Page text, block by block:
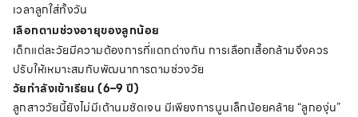
เวลาลูกใส่ทั้งวัน
เลือกตามช่วงอายุของลูกน้อย
เด็กแต่ละวัยมีความต้องการที่แตกต่างกัน การเลือกเสื้อกล้ามจึงควร
ปรับให้เหมาะสมกับพัฒนาการตามช่วงวัย
วัยกำลังเข้าเรียน (6–9 ปี)
ลูกสาววัยนี้ยังไม่มีเต้านมชัดเจน มีเพียงการนูนเล็กน้อยคล้าย “ลูกองุ่น”